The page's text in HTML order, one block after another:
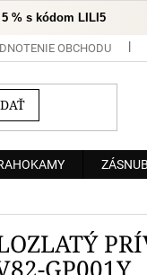
% s kódom LILI5
OBCHODU